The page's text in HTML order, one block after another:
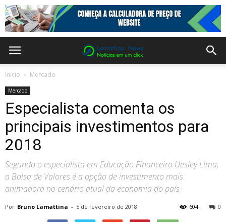
Inicio Mercado
Mercado
Especialista comenta os
principais investimentos para
2018
Segundo o especialista em Educação Financeira Uesley Lima,
a Bolsa de Valores é a opção de investimento mais
animadora no cenário atual da economia do país
Por Bruno Lamattina - 5 de fevereiro de 2018 0
604